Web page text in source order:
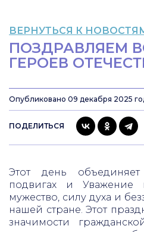
ВЕРНУТЬСЯ К
ПОЗДРАВЛЯЕМ
ГЕРОЕВ
Опубликовано 09 декабря 2025
ПОДЕЛИТЬСЯ
Этот день
подвигах и Уважение
мужество, силу духа и
нашей стране. Этот
значимости